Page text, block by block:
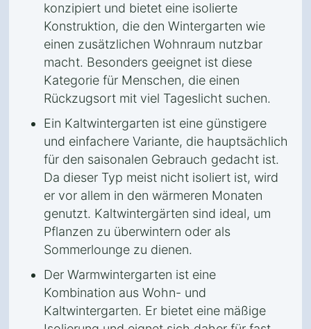
konzipiert und bietet eine isolierte
Konstruktion, die den Wintergarten wie
einen zusätzlichen Wohnraum nutzbar
macht. Besonders geeignet ist diese
Kategorie für Menschen, die einen
Rückzugsort mit viel Tageslicht suchen.
Ein Kaltwintergarten ist eine günstigere
und einfachere Variante, die hauptsächlich
für den saisonalen Gebrauch gedacht ist.
Da dieser Typ meist nicht isoliert ist, wird
er vor allem in den wärmeren Monaten
genutzt. Kaltwintergärten sind ideal, um
Pflanzen zu überwintern oder als
Sommerlounge zu dienen.
Der Warmwintergarten ist eine
Kombination aus Wohn- und
Kaltwintergarten. Er bietet eine mäßige